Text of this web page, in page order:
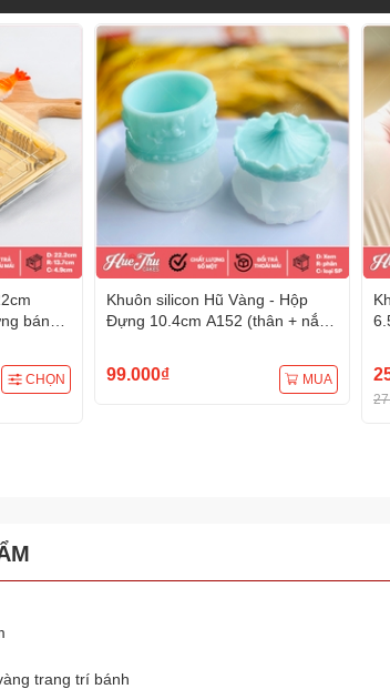
bánh
CHỌN
Khuôn silicon Hũ Vàng - Hộp
Đựng 10.4cm A152 (thân + nắp)
99.000₫ MUA
trang trí bánh